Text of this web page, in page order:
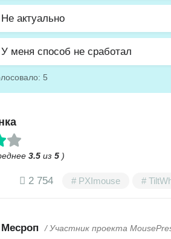
Не актуально
У меня способ не сработал
5
3.5 из 5 )
2 754 PXImouse
Месроп / Участник проекта